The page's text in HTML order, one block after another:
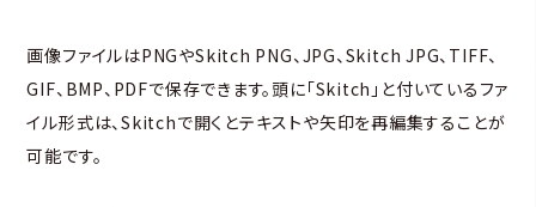
画像ファイルはPNGやSkitch PNG、JPG、Skitch JPG、TIFF、
GIF、BMP、PDFで保存できます。頭に「Skitch」と付いているファ
イル形式は、Skitchで開くとテキストや矢印を再編集することが
可能です。